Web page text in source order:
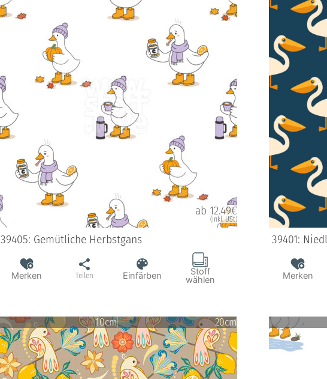
ab 12.49€
(inkl. USt)
39405: Gemütliche Herbstgans
Merken Teilen Einfärben Stoff
wählen
39401:
Merken
10cm 20cm